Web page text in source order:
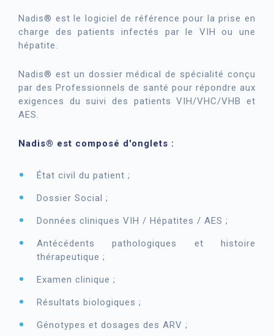
Nadis® est le logiciel de référence pour la prise en
charge des patients infectés par le VIH ou une
hépatite.
Nadis® est un dossier médical de spécialité conçu
par des Professionnels de santé pour répondre aux
exigences du suivi des patients VIH/VHC/VHB et
AES.
Nadis® est composé d'onglets :
État civil du patient ;
Dossier Social ;
Données cliniques VIH / Hépatites / AES ;
Antécédents pathologiques et histoire
thérapeutique ;
Examen clinique ;
Résultats biologiques ;
Génotypes et dosages des ARV ;